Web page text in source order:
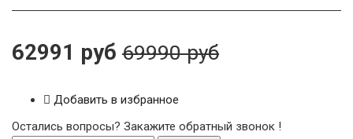
62991 руб 69990 руб
Добавить в избранное
Остались вопросы? Закажите обратный звонок !